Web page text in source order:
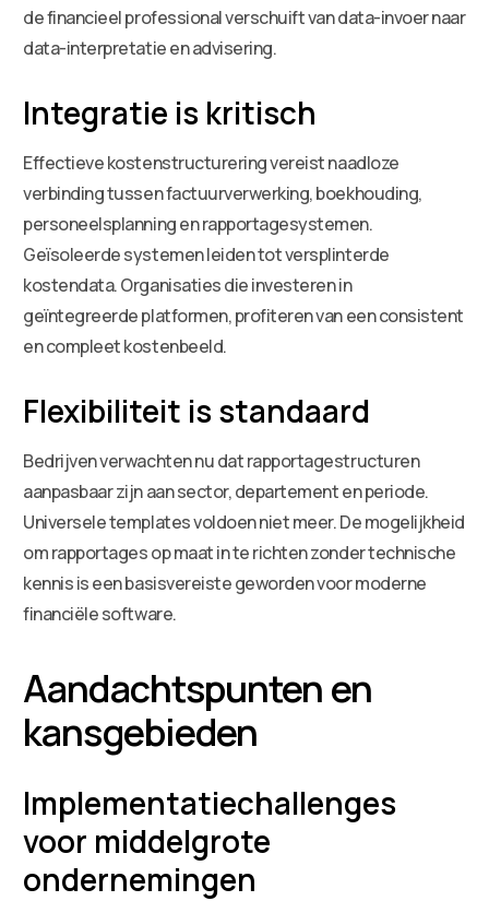
de financieel professional verschuift van data-invoer naar
data-interpretatie en advisering.
Integratie is kritisch
Effectieve kostenstructurering vereist naadloze
verbinding tussen factuurverwerking, boekhouding,
personeelsplanning en rapportagesystemen.
Geïsoleerde systemen leiden tot versplinterde
kostendata. Organisaties die investeren in
geïntegreerde platformen, profiteren van een consistent
en compleet kostenbeeld.
Flexibiliteit is standaard
Bedrijven verwachten nu dat rapportagestructuren
aanpasbaar zijn aan sector, departement en periode.
Universele templates voldoen niet meer. De mogelijkheid
om rapportages op maat in te richten zonder technische
kennis is een basisvereiste geworden voor moderne
financiële software.
Aandachtspunten en
kansgebieden
Implementatiechallenges
voor middelgrote
ondernemingen